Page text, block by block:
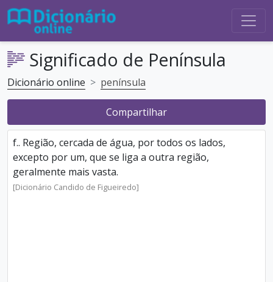
Significado de Península
Dicionário online península
Compartilhar
f.. Região, cercada de água, por todos os lados,
excepto por um, que se liga a outra região,
geralmente mais vasta.
[Dicionário Candido de Figueiredo]